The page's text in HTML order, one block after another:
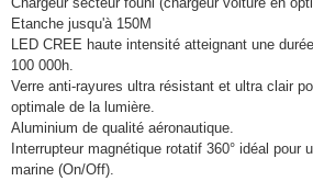
Etanche jusqu'à 150M
LED CREE haute intensité atteignant une
100 000h.
Verre anti-rayures ultra résistant et ultra clair
optimale de la lumière.
Aluminium de qualité aéronautique.
Interrupteur magnétique rotatif 360° idéal pour
marine (On/Off).